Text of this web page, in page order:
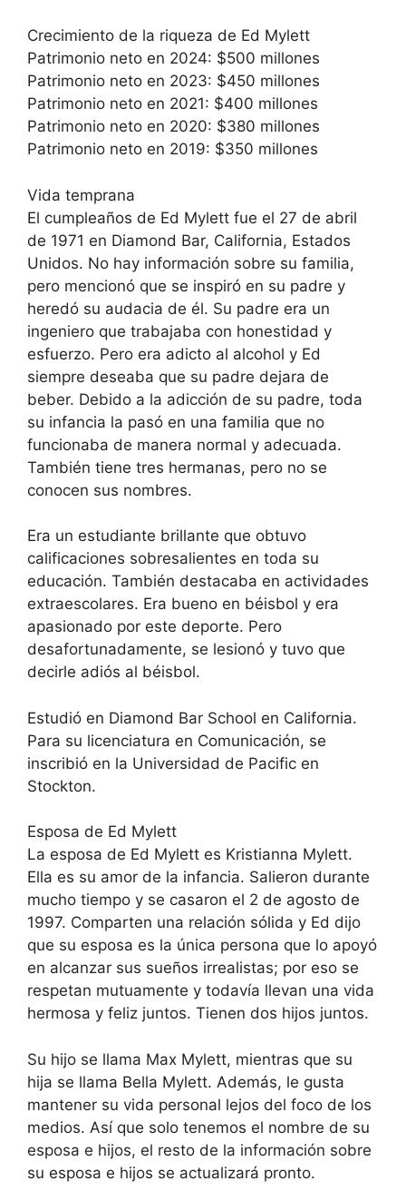
Crecimiento de la riqueza de Ed Mylett
Patrimonio neto en 2024: $500 millones
Patrimonio neto en 2023: $450 millones
Patrimonio neto en 2021: $400 millones
Patrimonio neto en 2020: $380 millones
Patrimonio neto en 2019: $350 millones
Vida temprana
El cumpleaños de Ed Mylett fue el 27 de abril
de 1971 en Diamond Bar, California, Estados
Unidos. No hay información sobre su familia,
pero mencionó que se inspiró en su padre y
heredó su audacia de él. Su padre era un
ingeniero que trabajaba con honestidad y
esfuerzo. Pero era adicto al alcohol y Ed
siempre deseaba que su padre dejara de
beber. Debido a la adicción de su padre, toda
su infancia la pasó en una familia que no
funcionaba de manera normal y adecuada.
También tiene tres hermanas, pero no se
conocen sus nombres.
Era un estudiante brillante que obtuvo
calificaciones sobresalientes en toda su
educación. También destacaba en actividades
extraescolares. Era bueno en béisbol y era
apasionado por este deporte. Pero
desafortunadamente, se lesionó y tuvo que
decirle adiós al béisbol.
Estudió en Diamond Bar School en California.
Para su licenciatura en Comunicación, se
inscribió en la Universidad de Pacific en
Stockton.
Esposa de Ed Mylett
La esposa de Ed Mylett es Kristianna Mylett.
Ella es su amor de la infancia. Salieron durante
mucho tiempo y se casaron el 2 de agosto de
1997. Comparten una relación sólida y Ed dijo
que su esposa es la única persona que lo apoyó
en alcanzar sus sueños irrealistas; por eso se
respetan mutuamente y todavía llevan una vida
hermosa y feliz juntos. Tienen dos hijos juntos.
Su hijo se llama Max Mylett, mientras que su
hija se llama Bella Mylett. Además, le gusta
mantener su vida personal lejos del foco de los
medios. Así que solo tenemos el nombre de su
esposa e hijos, el resto de la información sobre
su esposa e hijos se actualizará pronto.